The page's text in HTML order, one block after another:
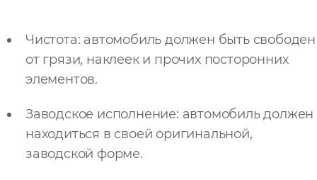
Чистота: автомобиль должен быть свободен
от грязи, наклеек и прочих посторонних
элементов.
Заводское исполнение: автомобиль должен
находиться в своей оригинальной,
заводской форме.